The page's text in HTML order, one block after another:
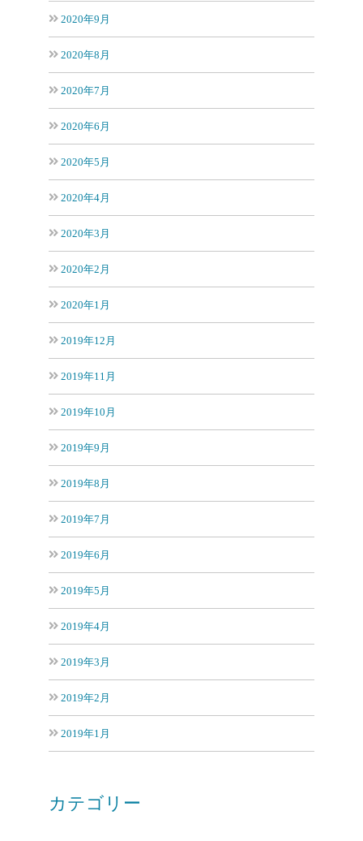
2020年9月
2020年8月
2020年7月
2020年6月
2020年5月
2020年4月
2020年3月
2020年2月
2020年1月
2019年12月
2019年11月
2019年10月
2019年9月
2019年8月
2019年7月
2019年6月
2019年5月
2019年4月
2019年3月
2019年2月
2019年1月
カテゴリー